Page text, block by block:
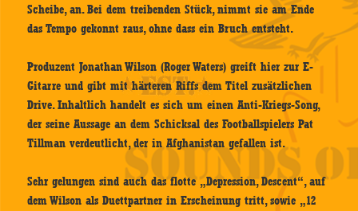
Scheibe, an. Bei dem treibenden Stück, nimmt sie am Ende
das Tempo gekonnt raus, ohne dass ein Bruch entsteht.
Produzent Jonathan Wilson (Roger Waters) greift hier zur E-
Gitarre und gibt mit härteren Riffs dem Titel zusätzlichen
Drive. Inhaltlich handelt es sich um einen Anti-Kriegs-Song,
der seine Aussage an dem Schicksal des Footballspielers Pat
Tillman verdeutlicht, der in Afghanistan gefallen ist.
Sehr gelungen sind auch das flotte „Depression, Descent“, auf
dem Wilson als Duettpartner in Erscheinung tritt, sowie „12